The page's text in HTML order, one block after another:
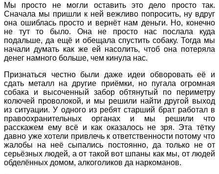
Мы просто не могли оставить это дело просто так.
Сначала мы пришли к ней вежливо попросить, ну вдруг
она ошиблась просто и вернёт нам деньги. Но, конечно
не тут то было. Она не просто нас послала куда
подальше, да ещё и обещала спустить собаку. Тогда мы
начали думать как же ей насолить, чтоб она потеряла
денег намного больше, чем кинула нас.
Признаться честно были даже идеи обворовать её и
сдать металл на другие приёмки, но пугала огромная
собака и высоченный забор обтянутый по периметру
колючей проволокой, и мы решили найти другой выход
из ситуации. У одного из ребят старший брат работал в
правоохранительных органах и мы решили что
расскажем ему всё и как оказалось не зря. Эта тётку
давно уже хотели привлечь к ответственности потому что
жалобы на неё сыпались постоянно, да только не от
серьёзных людей, а от такой вот шпаны как мы, от людей
обделённых домом, алкоголиков да наркоманов.